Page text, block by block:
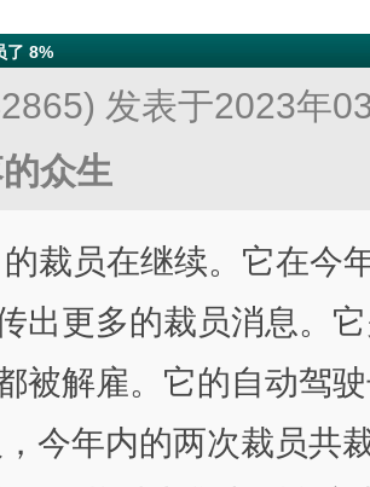
了 8%
发表于2023年
众生
裁员在继续。它在今
出更多的裁员消息。
被解雇。它的自动驾
今年内的两次裁员共